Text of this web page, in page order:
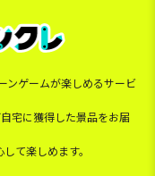
ンゲームが楽しめるサービ
宅に獲得した景品をお届
て楽しめます。